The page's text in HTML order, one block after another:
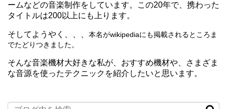
ームなどの音楽制作をしています。この20年で、携わった
タイトルは200以上にも上ります。
そしてようやく、、、 本名がwikipediaにも掲載されるところま
でたどりつきました。
そんな音楽機材大好きな私が、おすすめ機材や、さまざま
な音源を使ったテクニックを紹介したいと思います。